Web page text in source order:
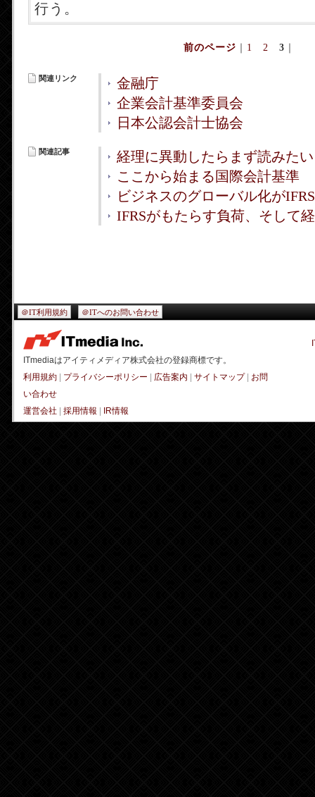
行う。
前のページ ｜ 1 2 3 ｜
関連リンク
金融庁
企業会計基準委員会
日本公認会計士協会
関連記事
経理に異動したらまず読みた
ここから始まる国際会計基準
ビジネスのグローバル化が
IFRSがもたらす負荷、そして
＠IT利用規約 ＠ITへのお問い合わせ
ITmediaはアイティメディア株式会社の登録商標です。
利用規約
プライバシーポリシー 広告案内 サイトマップ| お問
い合わせ
運営会社
採用情報 IR情報